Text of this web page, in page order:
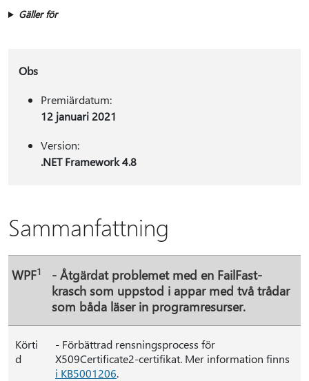
Gäller för
Obs
Premiärdatum:
12 januari 2021
Version:
.NET Framework 4.8
Sammanfattning
WPF1
- Åtgärdat problemet med en FailFast-
krasch som uppstod i appar med två trådar
som båda läser in programresurser.
Körti
d
- Förbättrad rensningsprocess för
X509Certificate2-certifikat. Mer information finns
i KB5001206.